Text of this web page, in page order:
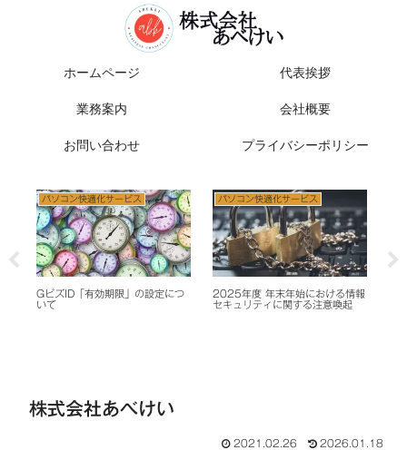
ホームページ 代表挨拶
業務案内 会社概要
お問い合わせ プライバシーポリシー
ソコン快適化サービス
年度 年末年始における情報
ュリティに関する注意喚起
パソコン快適化サービス
マイナンバーカードを あなたの
iPhoneの中に
【重要】ボイ
る不正送金
株式会社あべけい
2021.02.26 2026.01.18